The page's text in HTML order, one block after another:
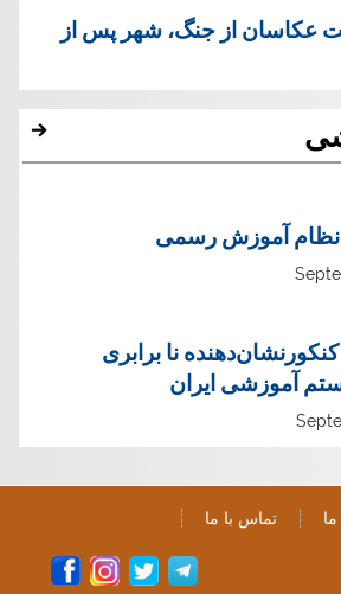
عکاسان از جنگ، شهر پس از
نظام آموزش رسمی
نا برابری
آموزشی ایران
تماس با ما